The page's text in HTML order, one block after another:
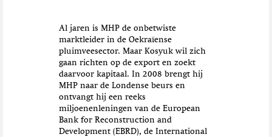
Al jaren is MHP de onbetwiste
marktleider in de Oekraïense
pluimveesector. Maar Kosyuk wil zich
gaan richten op de export en zoekt
daarvoor kapitaal. In 2008 brengt hij
MHP naar de Londense beurs en
ontvangt hij een reeks
miljoenenleningen van de European
Bank for Reconstruction and
Development (EBRD), de International